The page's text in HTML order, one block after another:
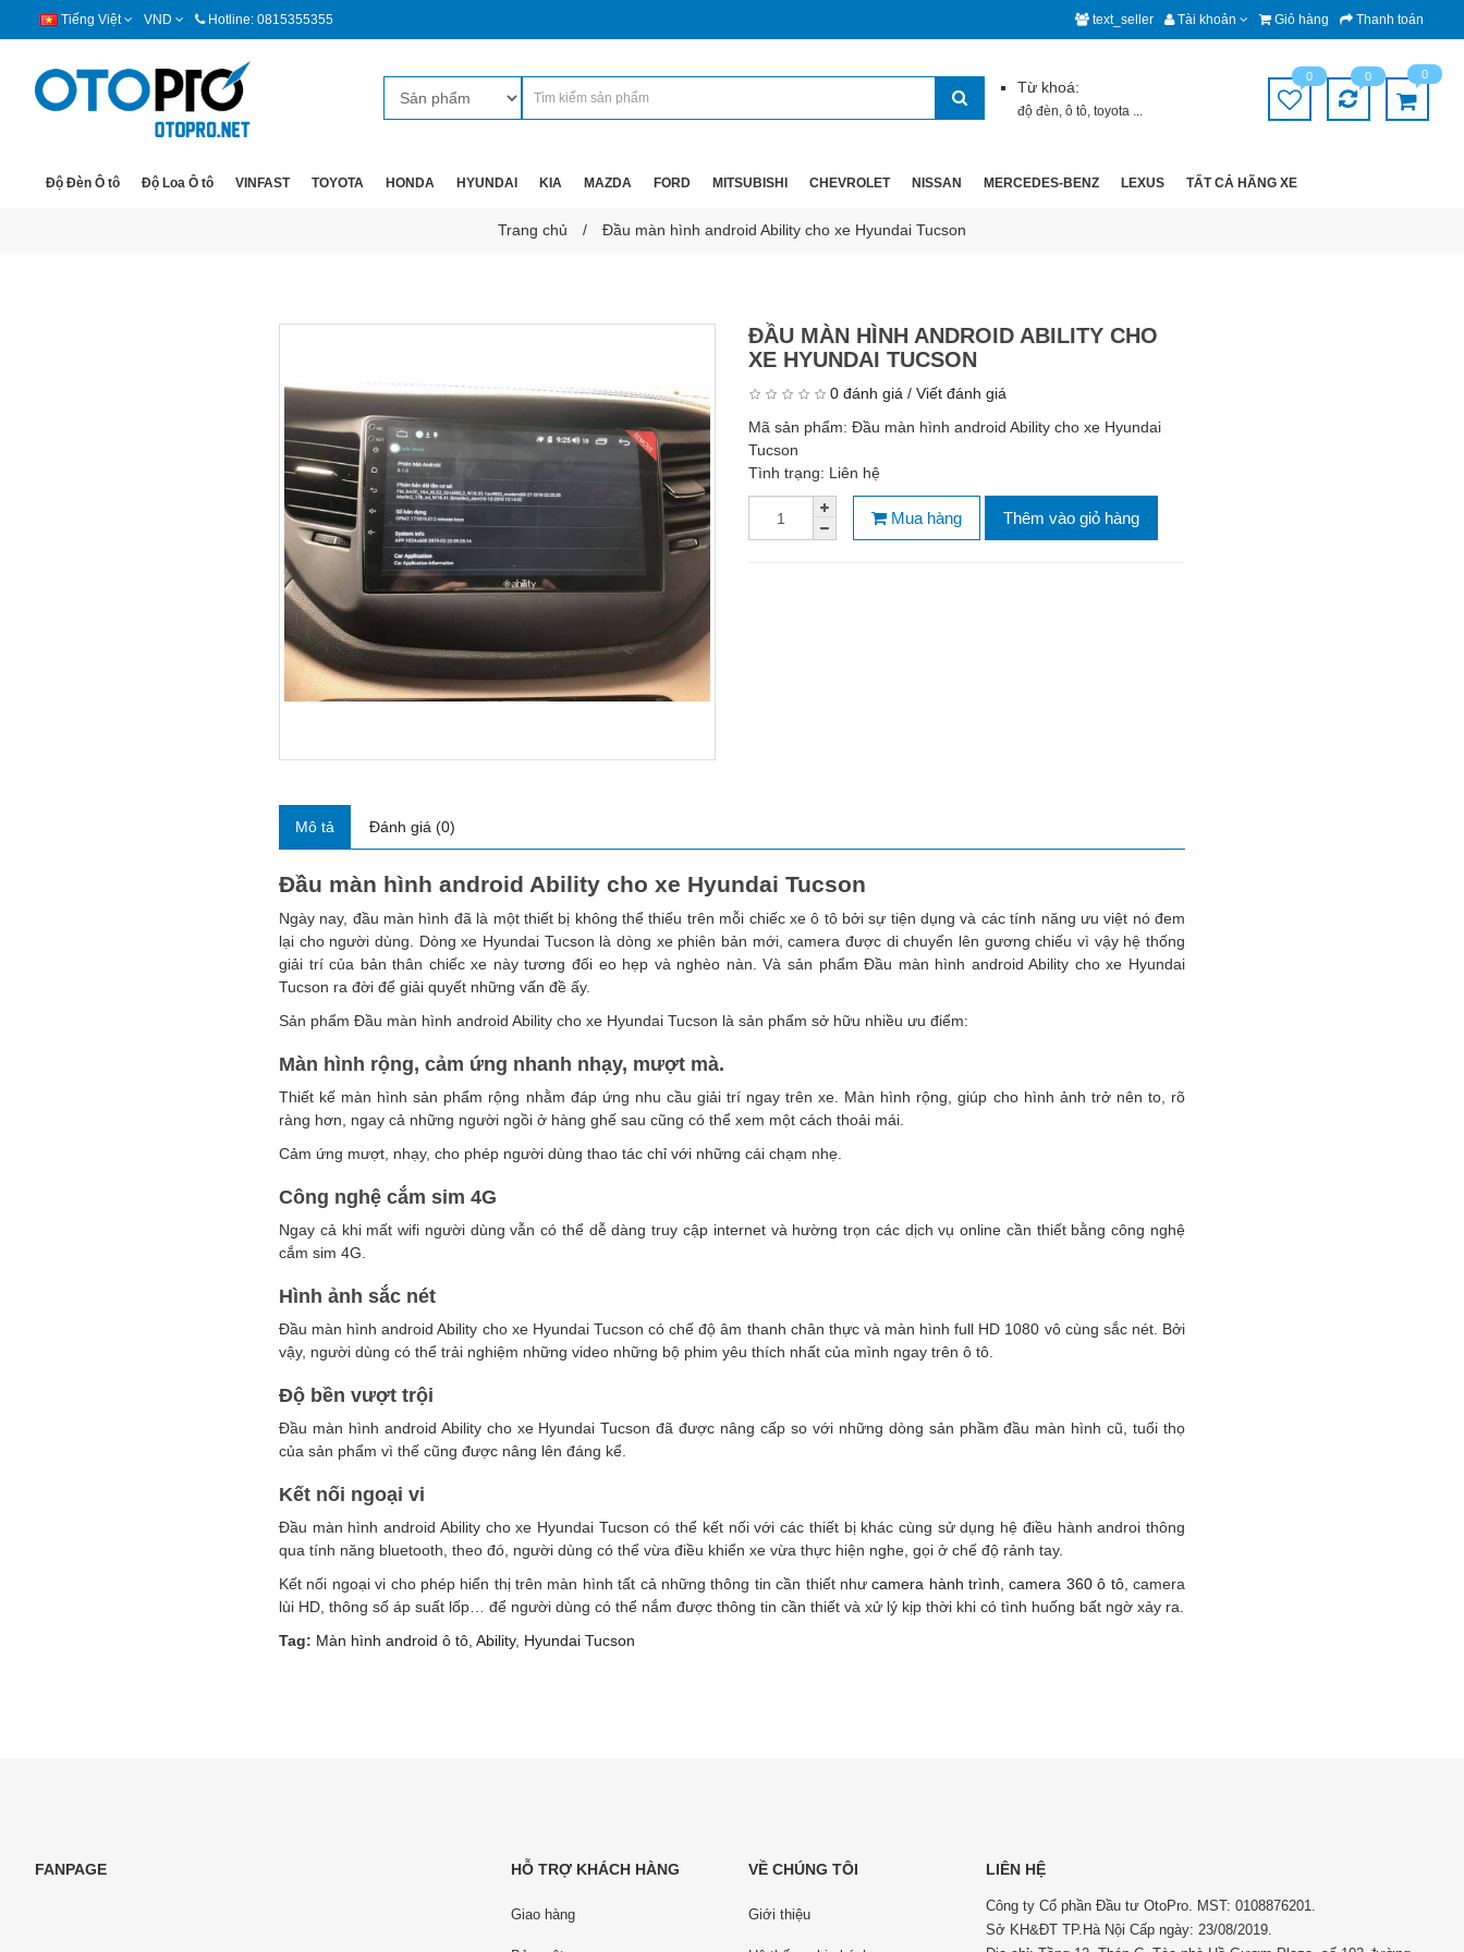
Tiếng Việt VND Hotline: 0815355355 text_seller Tài khoản Giỏ hàng Thanh toán
Từ khoá:
độ đèn,ô tô,toyota ...
0 0 0
Độ Đèn Ô tô Độ Loa Ô tô VINFAST TOYOTA HONDA HYUNDAI KIA MAZDA FORD MITSUBISHI CHEVROLET NISSAN MERCEDES-BENZ LEXUS TẤT CẢ HÃNG XE
Trang chủ Đầu màn hình android Ability cho xe Hyundai Tucson
ĐẦU MÀN HÌNH ANDROID ABILITY CHO
XE HYUNDAI TUCSON
0 đánh giá / Viết đánh giá
Mã sản phẩm: Đầu màn hình android Ability cho xe Hyundai
Tucson
Tình trạng: Liên hệ
Mua hàng Thêm vào giỏ hàng
Mô tả Đánh giá (0)
Đầu màn hình android Ability cho xe Hyundai Tucson
Ngày nay, đầu màn hình đã là một thiết bị không thể thiếu trên mỗi chiếc xe ô tô bởi sự tiện dụng và các tính năng ưu việt nó đem
lại cho người dùng. Dòng xe Hyundai Tucson là dòng xe phiên bản mới, camera được di chuyển lên gương chiếu vì vậy hệ thống
giải trí của bản thân chiếc xe này tương đối eo hẹp và nghèo nàn. Và sản phẩm Đầu màn hình android Ability cho xe Hyundai
Tucson ra đời để giải quyết những vấn đề ấy.
Sản phẩm Đầu màn hình android Ability cho xe Hyundai Tucson là sản phẩm sở hữu nhiều ưu điểm:
Màn hình rộng, cảm ứng nhanh nhạy, mượt mà.
Thiết kế màn hình sản phẩm rộng nhằm đáp ứng nhu cầu giải trí ngay trên xe. Màn hình rộng, giúp cho hình ảnh trở nên to, rõ
ràng hơn, ngay cả những người ngồi ở hàng ghế sau cũng có thể xem một cách thoải mái.
Cảm ứng mượt, nhạy, cho phép người dùng thao tác chỉ với những cái chạm nhẹ.
Công nghệ cắm sim 4G
Ngay cả khi mất wifi người dùng vẫn có thể dễ dàng truy cập internet và hường trọn các dịch vụ online cần thiết bằng công nghệ
cắm sim 4G.
Hình ảnh sắc nét
Đầu màn hình android Ability cho xe Hyundai Tucson có chế độ âm thanh chân thực và màn hình full HD 1080 vô cùng sắc nét. Bởi
vậy, người dùng có thể trải nghiệm những video những bộ phim yêu thích nhất của mình ngay trên ô tô.
Độ bền vượt trội
Đầu màn hình android Ability cho xe Hyundai Tucson đã được nâng cấp so với những dòng sản phầm đầu màn hình cũ, tuổi thọ
của sản phẩm vì thế cũng được nâng lên đáng kể.
Kết nối ngoại vi
Đầu màn hình android Ability cho xe Hyundai Tucson có thể kết nối với các thiết bị khác cùng sử dụng hệ điều hành androi thông
qua tính năng bluetooth, theo đó, người dùng có thể vừa điều khiển xe vừa thực hiện nghe, gọi ở chế độ rảnh tay.
Kết nối ngoại vi cho phép hiển thị trên màn hình tất cả những thông tin cần thiết nhưcamera hành trình ,camera 360 ô tô, camera
lùi HD, thông số áp suất lốp… để người dùng có thể nắm được thông tin cần thiết và xử lý kịp thời khi có tình huống bất ngờ xảy ra.
Tag: Màn hình android ô tô Ability, Hyundai Tucson
FANPAGE HỖ TRỢ KHÁCH HÀNG
Giao hàng
VỀ CHÚNG TÔI
Giới thiệu
LIÊN HỆ
Công ty Cổ phần Đầu tư OtoPro. MST: 0108876201.
Sở KH&ĐT TP.Hà Nội Cấp ngày: 23/08/2019.